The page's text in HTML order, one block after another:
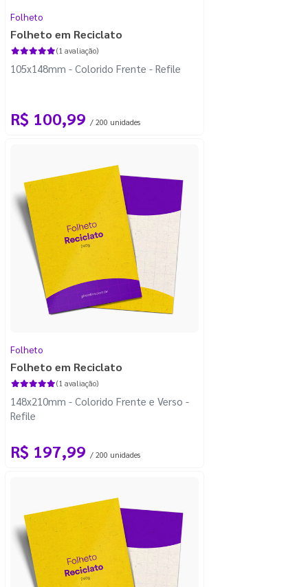
Folheto
Folheto em Reciclato
(1 avaliação)
105x148mm - Colorido Frente - Refile
R$ 100,99 / 200 unidades
Folheto
Folheto em Reciclato
(1 avaliação)
148x210mm - Colorido Frente e Verso -
Refile
R$ 197,99 / 200 unidades